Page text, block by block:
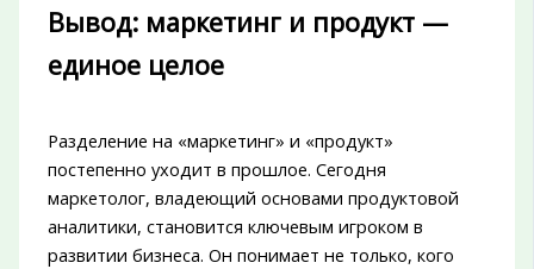
Вывод: маркетинг и продукт —
единое целое
Разделение на «маркетинг» и «продукт»
постепенно уходит в прошлое. Сегодня
маркетолог, владеющий основами продуктовой
аналитики, становится ключевым игроком в
развитии бизнеса. Он понимает не только, кого